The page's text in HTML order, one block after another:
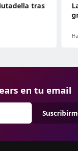
tras
en tu email